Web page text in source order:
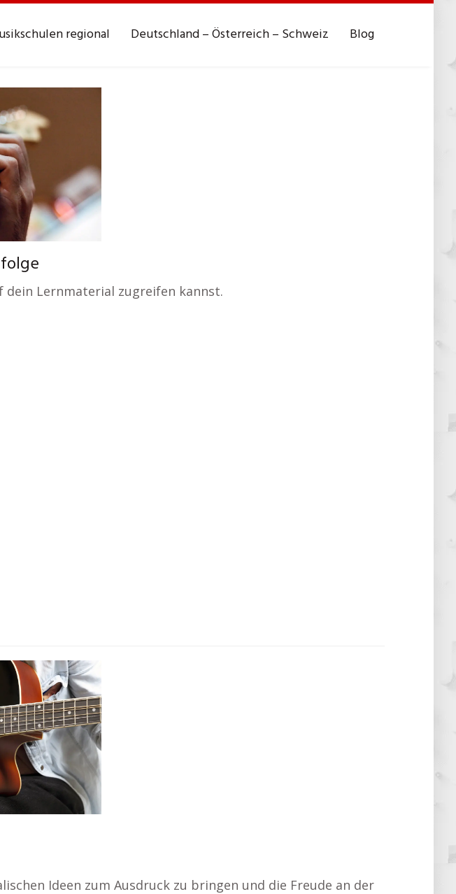
regional Deutschland – Österreich – Schweiz Blog
Lernmaterial zugreifen kannst.
Ideen zum Ausdruck zu bringen und die Freude an der